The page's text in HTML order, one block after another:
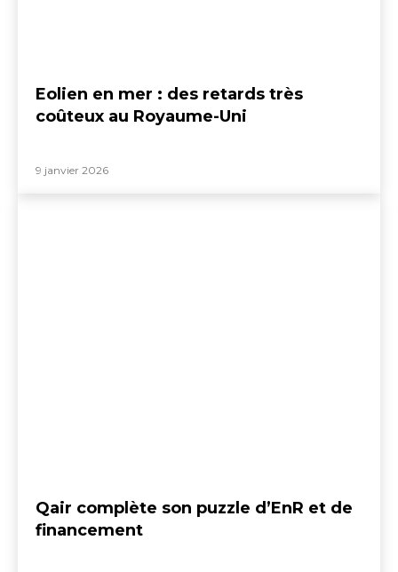
Eolien en mer : des retards très
coûteux au Royaume-Uni
9 janvier 2026
Qair complète son puzzle d’EnR et de
financement